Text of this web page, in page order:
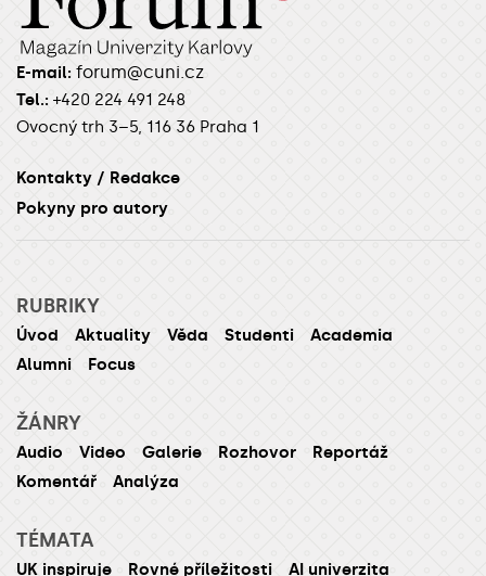
E-mail: forum@cuni.cz
Tel.: +420 224 491 248
Ovocný trh 3–5, 116 36 Praha 1
Kontakty / Redakce
Pokyny pro autory
RUBRIKY
Úvod Aktuality Věda Studenti
Academia
Alumni
Focus
ŽÁNRY
Audio Video Galerie Rozhovor
Reportáž
Komentář
Analýza
TÉMATA
UK inspiruje Rovné příležitosti AI univerzita